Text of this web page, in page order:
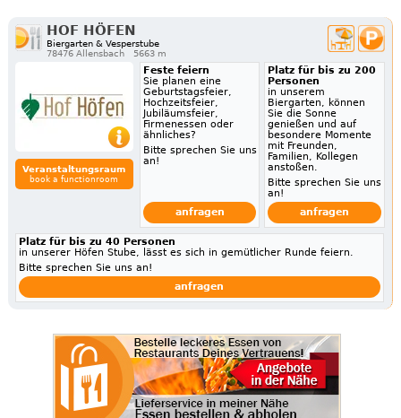
HOF HÖFEN
Biergarten & Vesperstube
78476 Allensbach
5663 m
Veranstaltungsraum
book a functionroom
Feste feiern
Sie planen eine
Geburtstagsfeier,
Hochzeitsfeier,
Jubiläumsfeier,
Firmenessen oder
ähnliches?
Bitte sprechen Sie uns
an!
anfragen
Platz für bis zu 200
Personen
in unserem
Biergarten, können
Sie die Sonne
genießen und auf
besondere Momente
mit Freunden,
Familien, Kollegen
anstoßen.
Bitte sprechen Sie uns
an!
anfragen
Platz für bis zu 40 Personen
in unserer Höfen Stube, lässt es sich in gemütlicher Runde feiern.
Bitte sprechen Sie uns an!
anfragen